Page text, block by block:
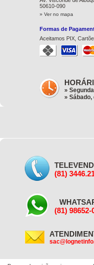
50610-090
» Ver no mapa
Formas de
Aceitamos PIX,
»
»
(81)
(81) 98652-